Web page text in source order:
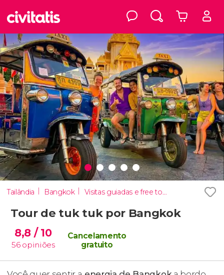
Tailândia Bangkok Visitas guiadas e free tours
Tour de tuk tuk por Bangkok
8,8 / 10
56 opiniões
Cancelamento
gratuito